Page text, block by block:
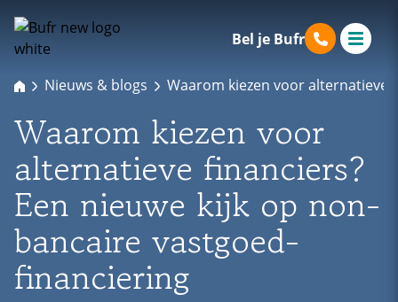
Bel je Bufr
Nieuws & blogs Waarom kiezen voor alternatieve
Waarom kiezen voor
alternatieve financiers?
Een nieuwe kijk op non-
bancaire vastgoed­
financiering